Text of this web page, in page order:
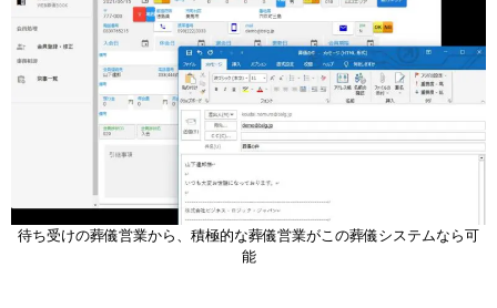
待ち受けの葬儀営業から、積極的な葬儀営業がこの葬儀システムなら可
能